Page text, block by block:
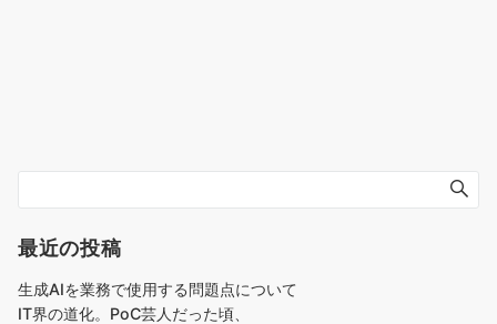
最近の投稿
生成AIを業務で使用する問題点について
IT界の道化。PoC芸人だった頃、